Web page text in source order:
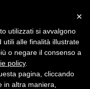
×
utilizzati si avvalgono
utili alle finalità illustrate
o negare il consenso a
policy.
pagina, cliccando
in altra maniera,